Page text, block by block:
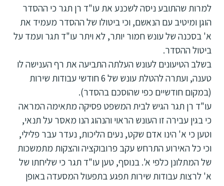
למרות שהתובע ניסה לשכנע את עו"ד רן תגר כי ההסדר
הוגן ומיטיב עם הנאשם, וכי ביטולו של ההסדר מעמיד את
א' בסכנה של עונש חמור יותר, לא ויתר עו"ד תגר ועמד על
ביטול ההסדר.
בשלב הטיעונים לעונש העלתה התביעה את רף הענישה לו
טענה, ועתרה להטלת עונש של 6 חודשי עבודות שירות
(במקום חודשיים כפי שהוסכם בהסדר).
עו"ד רן תגר הגיש לבית המשפט פסיקה מתאימה המראה
כי בגין עבירה זו העונש הראוי והנהוג הנו מאסר על תנאי,
וטען כי א' הינו אדם שקט, נעים הליכות, נעדר עבר פלילי,
וכי כל האירוע התרחש עקב פרובוקציה והצקות מתמשכות
של המתלונן כלפי א'. בנוסף, טען עו"ד תגר כי שליחתו של
א' לרצות עבודות שירות תפגע בתפעול המסעדה באופן